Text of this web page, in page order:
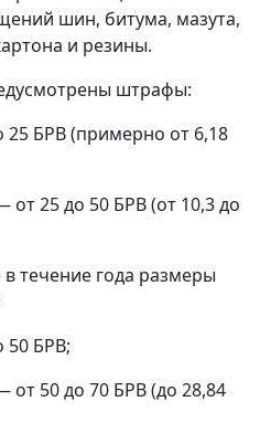
шин, битума, мазута,
и резины.
штрафы:
БРВ (примерно от 6,18
25 до 50 БРВ (от 10,3 до
течение года размеры
50 БРВ;
50 до 70 БРВ (до 28,84